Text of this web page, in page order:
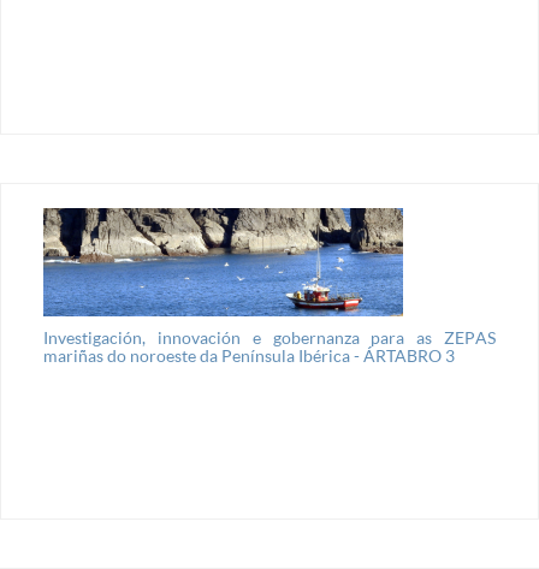
Investigación, innovación e gobernanza para as ZEPAS
mariñas do noroeste da Península Ibérica - ÁRTABRO 3